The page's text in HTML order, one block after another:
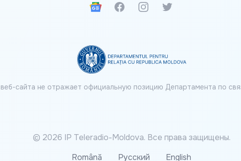
Google News
FacebookInstagramTwitter
сайта не отражает официальную позицию Департамента по
© 2026 IP Teleradio-Moldova. Все права защищены.
Română
Русский English